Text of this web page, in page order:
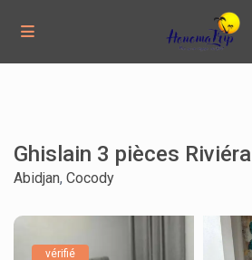
Ghislain 3 pièces Riviéra
Abidjan,Cocody
vérifié